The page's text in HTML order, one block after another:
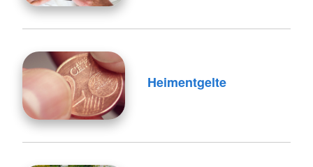
Heimentgelte